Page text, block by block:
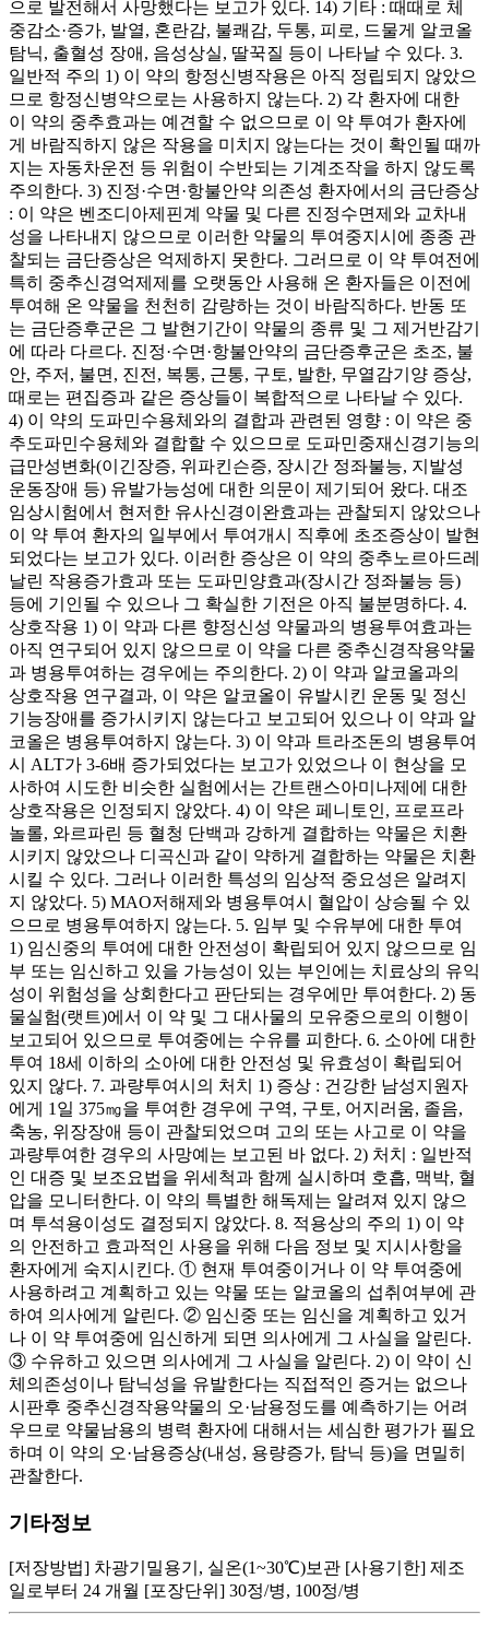
으로 발전해서 사망했다는 보고가 있다. 14) 기타 : 때때로 체
중감소·증가, 발열, 혼란감, 불쾌감, 두통, 피로, 드물게 알코올
탐닉, 출혈성 장애, 음성상실, 딸꾹질 등이 나타날 수 있다. 3.
일반적 주의 1) 이 약의 항정신병작용은 아직 정립되지 않았으
므로 항정신병약으로는 사용하지 않는다. 2) 각 환자에 대한
이 약의 중추효과는 예견할 수 없으므로 이 약 투여가 환자에
게 바람직하지 않은 작용을 미치지 않는다는 것이 확인될 때까
지는 자동차운전 등 위험이 수반되는 기계조작을 하지 않도록
주의한다. 3) 진정·수면·항불안약 의존성 환자에서의 금단증상
: 이 약은 벤조디아제핀계 약물 및 다른 진정수면제와 교차내
성을 나타내지 않으므로 이러한 약물의 투여중지시에 종종 관
찰되는 금단증상은 억제하지 못한다. 그러므로 이 약 투여전에
특히 중추신경억제제를 오랫동안 사용해 온 환자들은 이전에
투여해 온 약물을 천천히 감량하는 것이 바람직하다. 반동 또
는 금단증후군은 그 발현기간이 약물의 종류 및 그 제거반감기
에 따라 다르다. 진정·수면·항불안약의 금단증후군은 초조, 불
안, 주저, 불면, 진전, 복통, 근통, 구토, 발한, 무열감기양 증상,
때로는 편집증과 같은 증상들이 복합적으로 나타날 수 있다.
4) 이 약의 도파민수용체와의 결합과 관련된 영향 : 이 약은 중
추도파민수용체와 결합할 수 있으므로 도파민중재신경기능의
급만성변화(이긴장증, 위파킨슨증, 장시간 정좌불능, 지발성
운동장애 등) 유발가능성에 대한 의문이 제기되어 왔다. 대조
임상시험에서 현저한 유사신경이완효과는 관찰되지 않았으나
이 약 투여 환자의 일부에서 투여개시 직후에 초조증상이 발현
되었다는 보고가 있다. 이러한 증상은 이 약의 중추노르아드레
날린 작용증가효과 또는 도파민양효과(장시간 정좌불능 등)
등에 기인될 수 있으나 그 확실한 기전은 아직 불분명하다. 4.
상호작용 1) 이 약과 다른 향정신성 약물과의 병용투여효과는
아직 연구되어 있지 않으므로 이 약을 다른 중추신경작용약물
과 병용투여하는 경우에는 주의한다. 2) 이 약과 알코올과의
상호작용 연구결과, 이 약은 알코올이 유발시킨 운동 및 정신
기능장애를 증가시키지 않는다고 보고되어 있으나 이 약과 알
코올은 병용투여하지 않는다. 3) 이 약과 트라조돈의 병용투여
시 ALT가 3-6배 증가되었다는 보고가 있었으나 이 현상을 모
사하여 시도한 비슷한 실험에서는 간트랜스아미나제에 대한
상호작용은 인정되지 않았다. 4) 이 약은 페니토인, 프로프라
놀롤, 와르파린 등 혈청 단백과 강하게 결합하는 약물은 치환
시키지 않았으나 디곡신과 같이 약하게 결합하는 약물은 치환
시킬 수 있다. 그러나 이러한 특성의 임상적 중요성은 알려지
지 않았다. 5) MAO저해제와 병용투여시 혈압이 상승될 수 있
으므로 병용투여하지 않는다. 5. 임부 및 수유부에 대한 투여
1) 임신중의 투여에 대한 안전성이 확립되어 있지 않으므로 임
부 또는 임신하고 있을 가능성이 있는 부인에는 치료상의 유익
성이 위험성을 상회한다고 판단되는 경우에만 투여한다. 2) 동
물실험(랫트)에서 이 약 및 그 대사물의 모유중으로의 이행이
보고되어 있으므로 투여중에는 수유를 피한다. 6. 소아에 대한
투여 18세 이하의 소아에 대한 안전성 및 유효성이 확립되어
있지 않다. 7. 과량투여시의 처치 1) 증상 : 건강한 남성지원자
에게 1일 375㎎을 투여한 경우에 구역, 구토, 어지러움, 졸음,
축농, 위장장애 등이 관찰되었으며 고의 또는 사고로 이 약을
과량투여한 경우의 사망예는 보고된 바 없다. 2) 처치 : 일반적
인 대증 및 보조요법을 위세척과 함께 실시하며 호흡, 맥박, 혈
압을 모니터한다. 이 약의 특별한 해독제는 알려져 있지 않으
며 투석용이성도 결정되지 않았다. 8. 적용상의 주의 1) 이 약
의 안전하고 효과적인 사용을 위해 다음 정보 및 지시사항을
환자에게 숙지시킨다. ① 현재 투여중이거나 이 약 투여중에
사용하려고 계획하고 있는 약물 또는 알코올의 섭취여부에 관
하여 의사에게 알린다. ② 임신중 또는 임신을 계획하고 있거
나 이 약 투여중에 임신하게 되면 의사에게 그 사실을 알린다.
③ 수유하고 있으면 의사에게 그 사실을 알린다. 2) 이 약이 신
체의존성이나 탐닉성을 유발한다는 직접적인 증거는 없으나
시판후 중추신경작용약물의 오·남용정도를 예측하기는 어려
우므로 약물남용의 병력 환자에 대해서는 세심한 평가가 필요
하며 이 약의 오·남용증상(내성, 용량증가, 탐닉 등)을 면밀히
관찰한다.
기타정보
[저장방법] 차광기밀용기, 실온(1~30℃)보관 [사용기한] 제조
일로부터 24 개월 [포장단위] 30정/병, 100정/병